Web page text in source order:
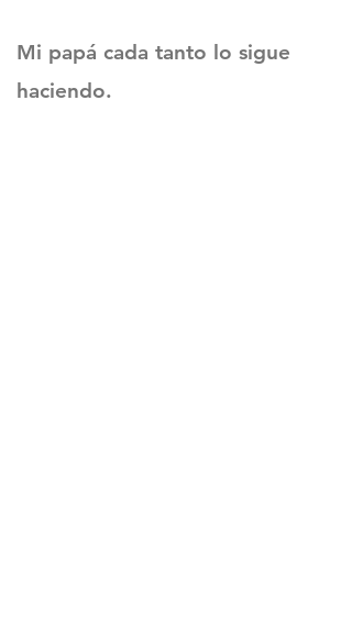
Mi papá cada tanto lo sigue
haciendo.